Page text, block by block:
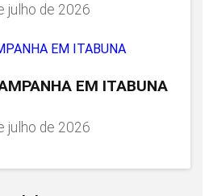
julho de 2026
EM ITABUNA
julho de 2026